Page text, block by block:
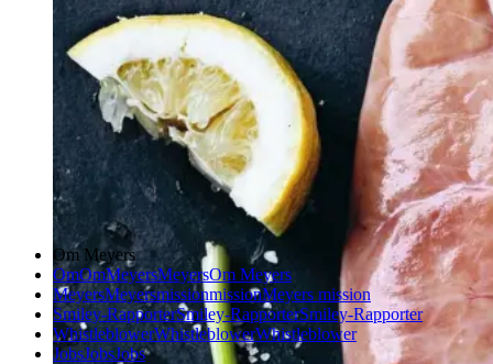
Om Meyers
OmOmMeyersMeyersOm Meyers
MeyersMeyersmissionmissionMeyers mission
Smiley-RapporterSmiley-RapporterSmiley-Rapporter
WhistleblowerWhistleblowerWhistleblower
JobsJobsJobs